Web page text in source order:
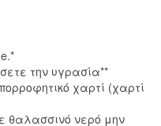
την υγρασία**
χαρτί (χαρτί
θαλασσινό νερό μην